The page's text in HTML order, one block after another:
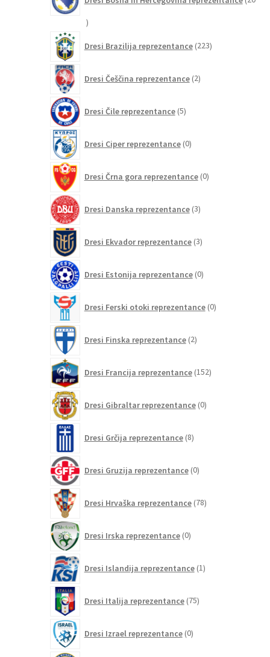
20
Dresi Brazilija reprezentance 223izdelkov
Dresi Češčina reprezentance 2izdelka
Dresi Čile reprezentance 5izdelkov
Dresi Ciper reprezentance 0izdelkov
Dresi Črna gora reprezentance 0izdelkov
Dresi Danska reprezentance 3izdelki
Dresi Ekvador reprezentance 3izdelki
Dresi Estonija reprezentance 0izdelkov
Dresi Ferski otoki reprezentance 0izdelkov
Dresi Finska reprezentance 2izdelka
Dresi Francija reprezentance 152izdelkov
Dresi Gibraltar reprezentance 0izdelkov
Dresi Grčija reprezentance 8izdelkov
Dresi Gruzija reprezentance 0izdelkov
Dresi Hrvaška reprezentance 78izdelkov
Dresi Irska reprezentance 0izdelkov
Dresi Islandija reprezentance 1izdelek
Dresi Italija reprezentance 75izdelkov
Dresi Izrael reprezentance 0izdelkov